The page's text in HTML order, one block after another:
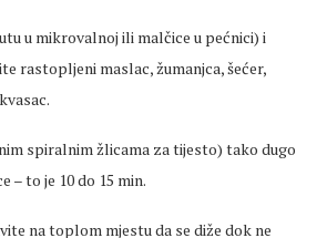
u mikrovalnoj ili malčice u pećnici) i
rastopljeni maslac, žumanjca, šećer,
spiralnim žlicama za tijesto) tako dugo
– to je 10 do 15 min.
na toplom mjestu da se diže dok ne